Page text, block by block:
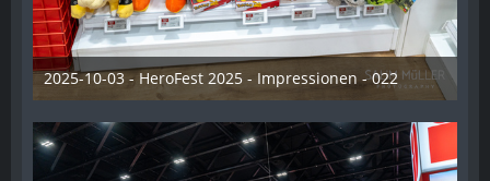
2025-10-03 - HeroFest 2025 - Impressionen - 022
21. Oktober 2025